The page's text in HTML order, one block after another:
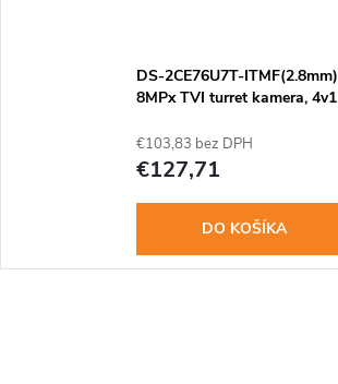
DS-2CE76U7T-ITMF(2.8mm)
8MPx TVI turret kamera, 4v1
€103,83 bez DPH
€127,71
DO KOŠÍKA